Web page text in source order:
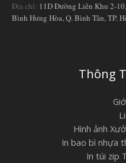
Địa chỉ: 11D Đường Liên Khu 2-
Bình Hưng Hòa, Q. Bình Tân, TP.
Thông
Hình ảnh
In bao bì nhựa
In túi zip